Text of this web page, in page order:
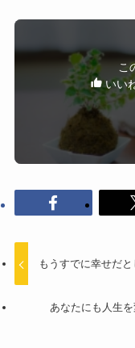
こ
いい
もうすでに幸せだと
あなたにも人生